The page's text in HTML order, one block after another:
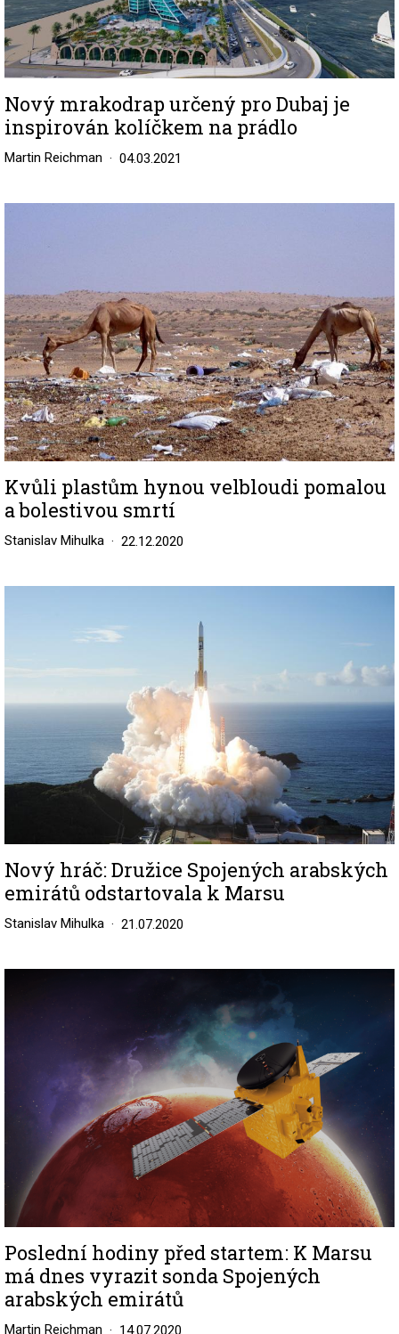
Nový mrakodrap určený pro Dubaj je
inspirován kolíčkem na prádlo
Martin Reichman 04.03.2021
Kvůli plastům hynou velbloudi pomalou
a bolestivou smrtí
Stanislav Mihulka 22.12.2020
Nový hráč: Družice Spojených arabských
emirátů odstartovala k Marsu
Stanislav Mihulka 21.07.2020
Poslední hodiny před startem: K Marsu
má dnes vyrazit sonda Spojených
arabských emirátů
Martin Reichman 14.07.2020